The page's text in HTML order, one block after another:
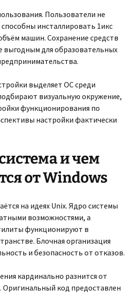
Пользователи не
способны инсталлировать 1икс
машин. Сохранение средств
для образовательных
выделяет ОС среди
визуальную окружение,
функционирования по
настройки фактически
и чем
от Windows
на идеях Unix. Ядро системы
возможностями, а
функционируют в
Блочная организация
и безопасность от отказов.
кардинально разнится от
Оригинальный код предоставлен